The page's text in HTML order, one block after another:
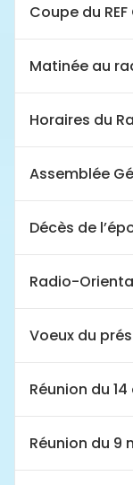
Coupe du
Matinée au
Horaires du
Assemblée
Décès de
Radio-
Voeux du
Réunion du
Réunion du 9